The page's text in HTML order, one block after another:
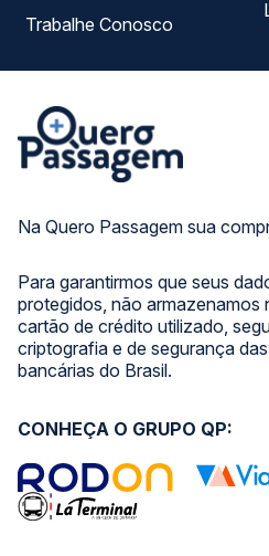
Na Quero Passagem sua
Para garantirmos que seus
protegidos, não armazenamos
cartão de crédito utilizado,
criptografia e de segurança
bancárias do Brasil.
Trabalhe Conosco
CONHEÇA O GRUPO QP: